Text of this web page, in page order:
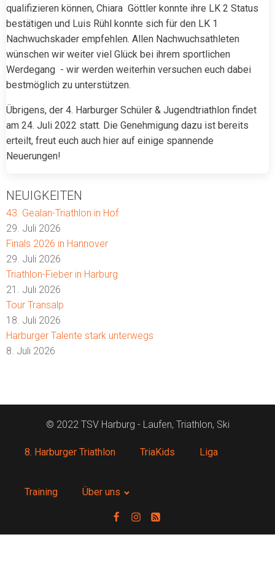
qualifizieren können, Chiara Göttler konnte ihre LK 2 Status
bestätigen und Luis Rühl konnte sich für den LK 1
Nachwuchskader empfehlen. Allen Nachwuchsathleten
wünschen wir weiter viel Glück bei ihrem sportlichen
Werdegang - wir werden weiterhin versuchen euch dabei
bestmöglich zu unterstützen.
Übrigens, der 4. Harburger Schüler & Jugendtriathlon findet
am 24. Juli 2022 statt. Die Genehmigung dazu ist bereits
erteilt, freut euch auch hier auf einige spannende
Neuerungen!
NEUIGKEITEN
43. Gealan-Triathlon in Hof
29. Juli 2026
Finals 2026 in Hannover
29. Juli 2026
Triathlon-Fieber in Harburg
21. Juli 2026
Tour Transalp
18. Juli 2026
Harburger Talente stark unterwegs
8. Juli 2026
© 2022 TSV Harburg - Laufen, Triathlon, Ski
8. Harburger Triathlon TriaKids Liga
Training Über uns